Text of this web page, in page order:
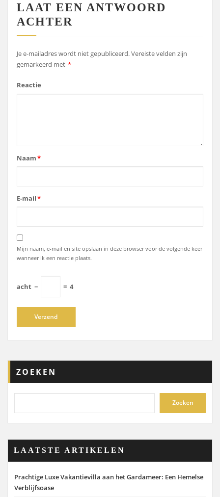
LAAT EEN ANTWOORD
ACHTER
Je e-mailadres wordt niet gepubliceerd.Vereiste velden zijn
gemarkeerd met *
Reactie
Naam*
E-mail*
Mijn naam, e-mail en site opslaan in deze browser voor de volgende keer
wanneer ik een reactie plaats.
acht − = 4
ZOEKEN
Zoeken
LAATSTE ARTIKELEN
Prachtige Luxe Vakantievilla aan het Gardameer: Een Hemelse
Verblijfsoase